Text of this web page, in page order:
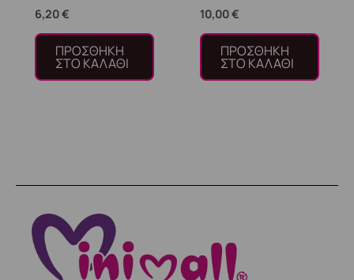
6,20€
ΠΡΟΣΘΉΚΗ
ΣΤΟ ΚΑΛΆΘΙ
10,00€
ΠΡΟΣΘΉΚΗ
ΣΤΟ ΚΑΛΆΘΙ